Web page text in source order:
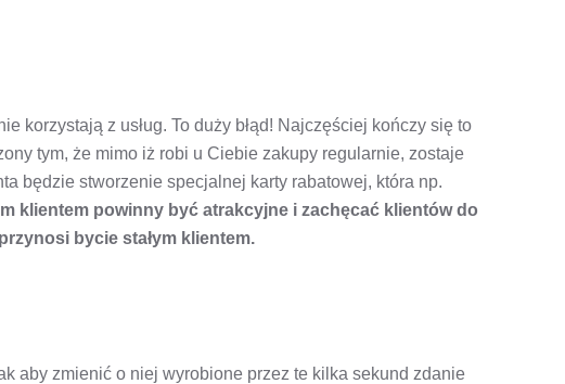
korzystają z usług. To duży błąd! Najczęściej kończy się to
tym, że mimo iż robi u Ciebie zakupy regularnie, zostaje
będzie stworzenie specjalnej karty rabatowej, która np.
klientem powinny być atrakcyjne i zachęcać klientów do
bycie stałym klientem.
aby zmienić o niej wyrobione przez te kilka sekund zdanie